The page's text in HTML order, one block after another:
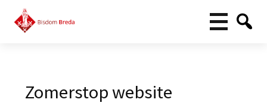
Zomerstop website